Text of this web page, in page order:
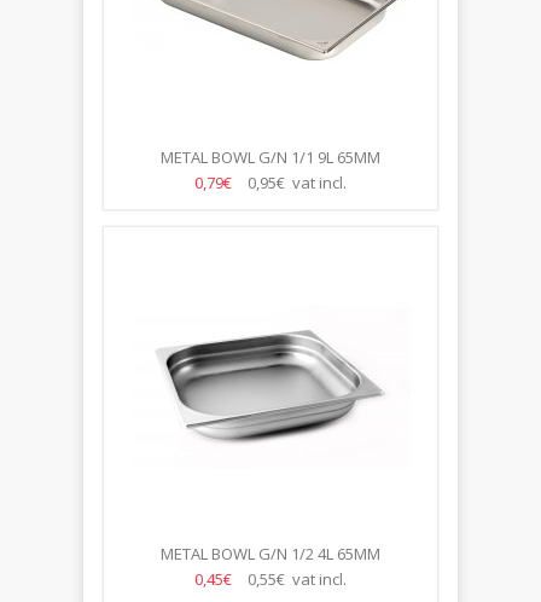
METAL BOWL G/N 1/1 9L 65MM
0,79€
0,95€ vat incl.
METAL BOWL G/N 1/2 4L 65MM
0,45€
0,55€ vat incl.